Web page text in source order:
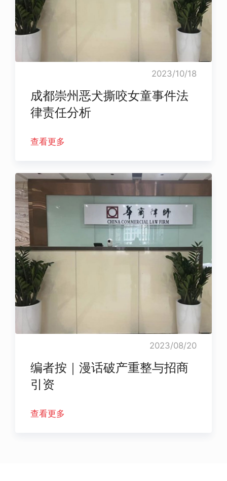
2023/10/18
成都崇州恶犬撕咬女童事件法
律责任分析
查看更多
2023/08/20
编者按｜漫话破产重整与招商
引资
查看更多